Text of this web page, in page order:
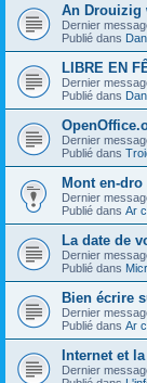
An Drouizig
Dernier
Publié dans
LIBRE EN
Dernier
Publié dans
Dernier
Publié dans
Mont en-dro
Dernier
Publié dans Ar
La date de
Dernier
Publié dans
Bien écrire
Dernier
Publié dans Ar
Internet et
Dernier